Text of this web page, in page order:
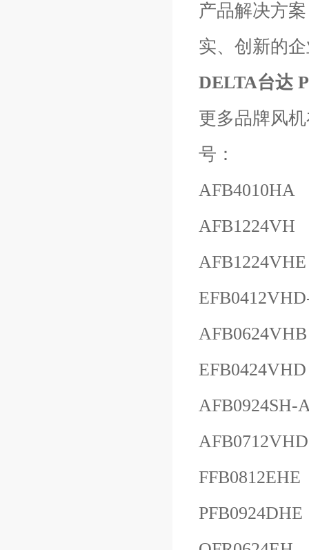
产品解决方
实、创新的
DELTA台达
更多品牌风
号：
AFB4010HA
AFB1224VH
AFB1224VHE
AFB0624VHB
EFB0424VHD
AFB0924SH-
AFB0712VHD
FFB0812EHE
PFB0924DHE